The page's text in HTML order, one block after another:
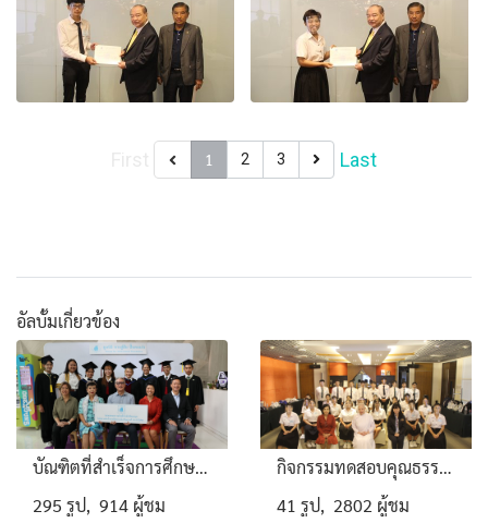
1 2 3 Last
อัลบั้มเกี่ยวข้อง
บัณฑิตที่สำเร็จการศึกษา ปีการศึกษา 2566 ร่วมถ่ายรูปจำนวน 8 คน (รอบแรก)
295 รูป, 914 ผู้ชม
กิจกรรมทดสอบคุณธรรม จริยธรรมแก่ผู้สมัครขอรับทุนมูลนิธิฯ ประจำปี 2563
41 รูป, 2802 ผู้ชม